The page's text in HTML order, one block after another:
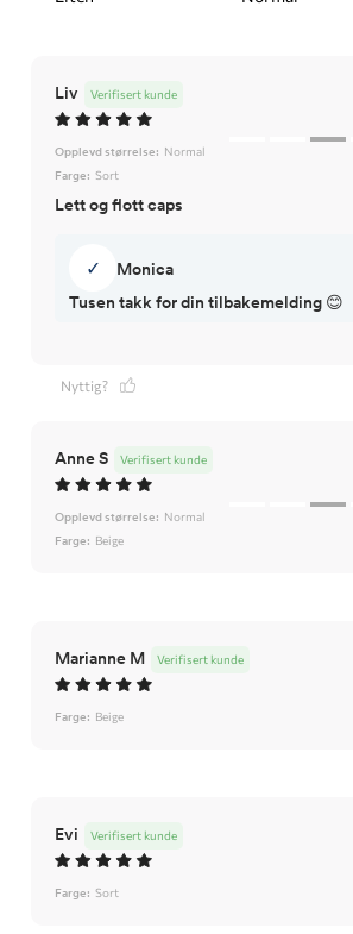
Liv Verifisert kunde
Opplevd størrelse: Normal
Farge: Sort
Lett og flott caps
✓
Monica
Tusen takk for din tilbakemelding 😊
Nyttig?
Anne S Verifisert kunde
Opplevd størrelse: Normal
Farge: Beige
Marianne M Verifisert kunde
Farge: Beige
Evi Verifisert kunde
Farge: Sort